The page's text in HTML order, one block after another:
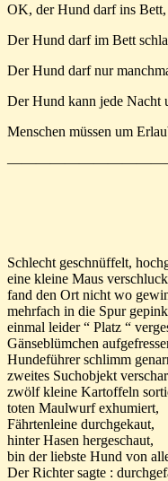
OK, der Hund darf ins Bett,
Der Hund darf im Bett
Der Hund darf nur
Der Hund kann jede Nacht
Menschen müssen um
Schlecht geschnüffelt,
eine kleine Maus
fand den Ort nicht wo
mehrfach in die Spur
einmal leider “ Platz “
Gänseblümchen
Hundeführer schlimm
zweites Suchobjekt
zwölf kleine Kartoffeln
toten Maulwurf exhumiert,
Fährtenleine durchgekaut,
hinter Hasen hergeschaut,
bin der liebste Hund von
Der Richter sagte :